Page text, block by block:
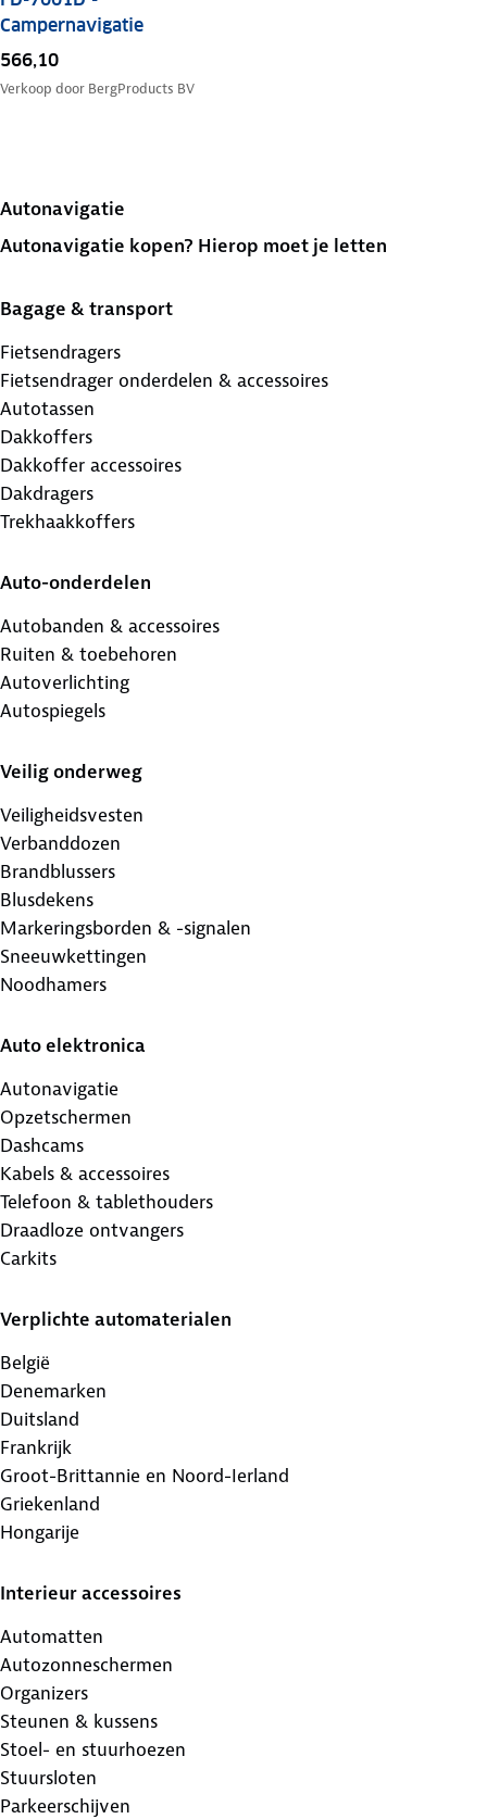
Campernavigatie
566,10
Verkoop door BergProducts BV
Autonavigatie
Autonavigatie kopen? Hierop moet je letten
Bagage & transport
Fietsendragers
Fietsendrager onderdelen & accessoires
Autotassen
Dakkoffers
Dakkoffer accessoires
Dakdragers
Trekhaakkoffers
Auto-onderdelen
Autobanden & accessoires
Ruiten & toebehoren
Autoverlichting
Autospiegels
Veilig onderweg
Veiligheidsvesten
Verbanddozen
Brandblussers
Blusdekens
Markeringsborden & -signalen
Sneeuwkettingen
Noodhamers
Auto elektronica
Autonavigatie
Opzetschermen
Dashcams
Kabels & accessoires
Telefoon & tablethouders
Draadloze ontvangers
Carkits
Verplichte automaterialen
België
Denemarken
Duitsland
Frankrijk
Groot-Brittannie en Noord-Ierland
Griekenland
Hongarije
Interieur accessoires
Automatten
Autozonneschermen
Organizers
Steunen & kussens
Stoel- en stuurhoezen
Stuursloten
Parkeerschijven